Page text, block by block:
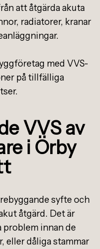
att åtgärda akuta
radiatorer, kranar
med VVS-
på tillfälliga
VVS av
i Örby
syfte och
åtgärd. Det är
problem innan de
eller dåliga stammar